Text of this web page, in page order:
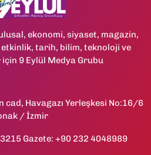
ekonomi, siyaset, magazin,
tarih, bilim, teknoloji ve
9 Eylül Medya Grubu
cad, Havagazı Yerleşkesi No:16/6
/ İzmir
Gazete: +90 232 4048989